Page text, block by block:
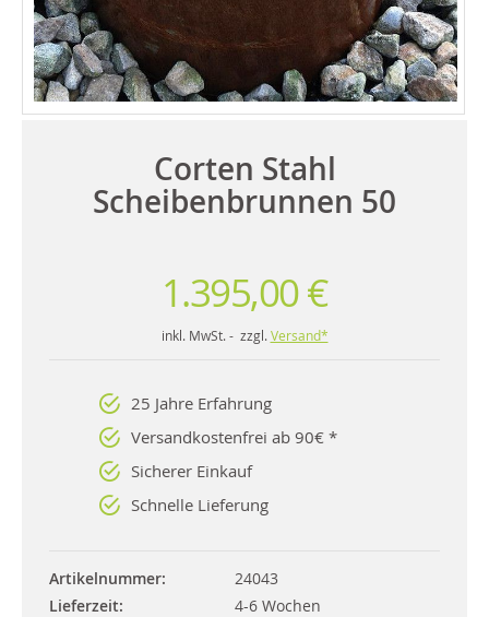
Corten Stahl
Scheibenbrunnen 50
1.395,00 €
inkl. MwSt. - zzgl. Versand*
25 Jahre Erfahrung
Versandkostenfrei ab 90€ *
Sicherer Einkauf
Schnelle Lieferung
Artikelnummer
24043
Lieferzeit
4-6 Wochen